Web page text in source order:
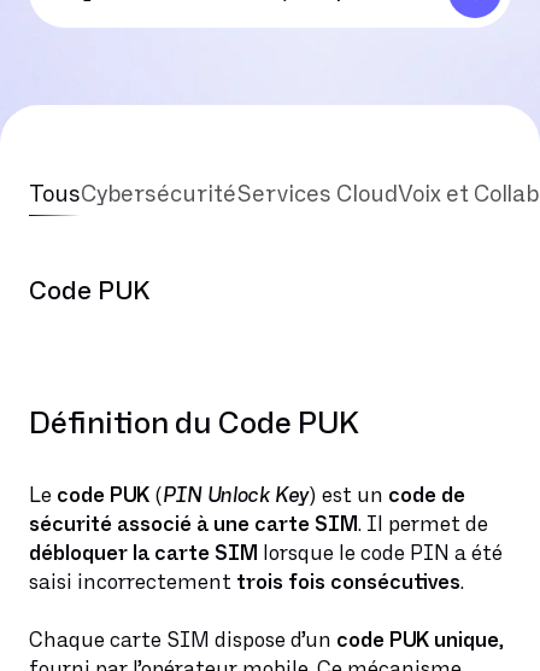
TousCybersécuritéServices Cloud Voix et
Code PUK
Définition du Code PUK
Le code PUK (PIN Unlock Key) est un code de
sécurité associé à une carte SIM. Il permet de
débloquer la carte SIM
lorsque le code PIN a été
saisi incorrectement trois fois consécutives.
Chaque carte SIM dispose d’un code PUK unique,